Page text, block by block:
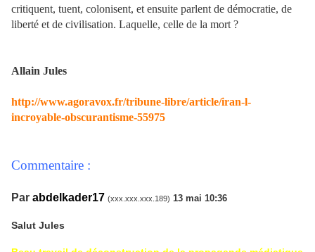
critiquent, tuent, colonisent, et ensuite parlent de démocratie, de
liberté et de civilisation. Laquelle, celle de la mort ?
Allain Jules
http://www.agoravox.fr/tribune-libre/article/iran-l-
incroyable-obscurantisme-55975
Commentaire :
Par abdelkader17 (xxx.xxx.xxx.189) 13 mai 10:36
Salut Jules